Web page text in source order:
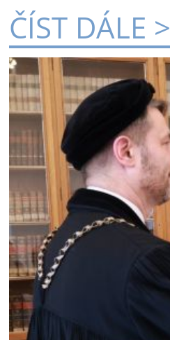
ČÍST DÁLE >